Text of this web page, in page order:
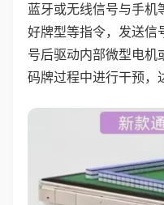
蓝牙或无线信号与手机
好牌型等指令，发送信
号后驱动内部微型电机
码牌过程中进行干预，